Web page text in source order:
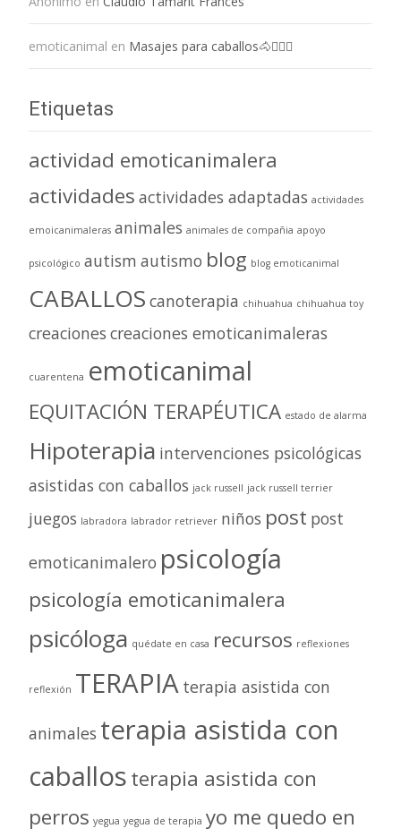
emoticanimal en Masajes para caballos🐴💆🏻‍♀️
Etiquetas
actividad emoticanimalera
actividades actividades adaptadas actividades
emoicanimaleras animales animales de compañia apoyo
psicológico autism autismo blog blog emoticanimal
CABALLOS canoterapia chihuahua chihuahua toy
creaciones creaciones emoticanimaleras
cuarentena emoticanimal
EQUITACIÓN TERAPÉUTICA estado de alarma
Hipoterapia intervenciones psicológicas
asistidas con caballos jack russell jack russell terrier
juegos labradora labrador retriever niños post post
emoticanimalero psicología
psicología emoticanimalera
psicóloga quédate en casa recursos reflexiones
reflexión TERAPIA terapia asistida con
animales terapia asistida con
caballosterapia asistida con
perros yegua yegua de terapia yo me quedo en